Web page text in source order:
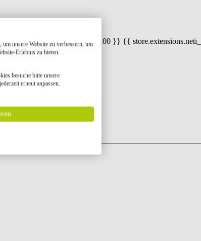
* 100) / 100 }} {{
}}
unsere Website zu verbessern, um
Erlebnis zu bieten.
besuche bitte unsere
erneut anpassen.